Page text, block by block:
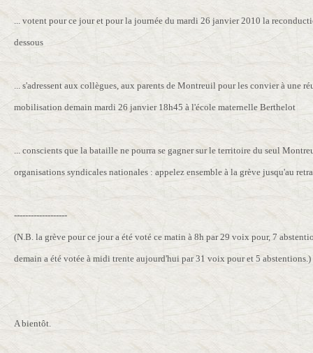
... votent pour ce jour et pour la journée du mardi 26 janvier 2010 la
dessous
... s'adressent aux collègues, aux parents de Montreuil pour les convier à une
mobilisation demain mardi 26 janvier 18h45 à l'école maternelle Berthelot
... conscients que la bataille ne pourra se gagner sur le territoire du seul
organisations syndicales nationales : appelez ensemble à la grève jusqu'au
-------------------
(N.B. la grève pour ce jour a été voté ce matin à 8h par 29 voix pour, 7
demain a été votée à midi trente aujourd'hui par 31 voix pour et 5 abstentions.)
A bientôt.